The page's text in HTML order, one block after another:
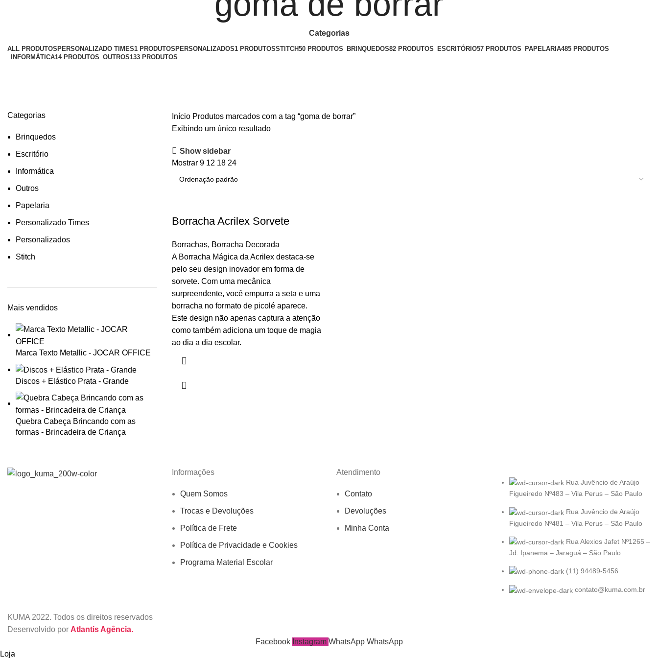
Categorias
ALL PRODUTOS PERSONALIZADO TIMES1 PRODUTOS PERSONALIZADOS1 PRODUTOSSTITCH50 PRODUTOS BRINQUEDOS82 PRODUTOS ESCRITÓRIO57 PRODUTOS PAPELARIA485 PRODUTOS
INFORMÁTICA14 PRODUTOS OUTROS133 PRODUTOS
Categorias
Brinquedos
Escritório
Informática
Outros
Papelaria
Personalizado Times
Personalizados
Stitch
Mais vendidos
Marca Texto Metallic - JOCAR OFFICE
Discos + Elástico Prata - Grande
Quebra Cabeça Brincando com as
formas - Brincadeira de Criança
Início Produtos marcados com a tag “goma de borrar”
Exibindo um único resultado
Show sidebar
Mostrar 9 12 18 24
Borracha Acrilex Sorvete
Borrachas, Borracha Decorada
A Borracha Mágica da Acrilex destaca-se
pelo seu design inovador em forma de
sorvete. Com uma mecânica
surpreendente, você empurra a seta e uma
borracha no formato de picolé aparece.
Este design não apenas captura a atenção
como também adiciona um toque de magia
ao dia a dia escolar.
Informações
Quem Somos
Trocas e Devoluções
Política de Frete
Política de Privacidade e Cookies
Programa Material Escolar
Atendimento
Contato
Devoluções
Minha Conta
Rua Juvêncio de Araújo
Figueiredo Nº483 – Vila Perus – São Paulo
Rua Juvêncio de Araújo
Figueiredo Nº481 – Vila Perus – São Paulo
Rua Alexios Jafet Nº1265 –
Jd. Ipanema – Jaraguá – São Paulo
(11) 94489-5456
contato@kuma.com.br
KUMA 2022. Todos os direitos reservados
Desenvolvido por Atlantis Agência.
Facebook Instagram WhatsApp WhatsApp
Loja